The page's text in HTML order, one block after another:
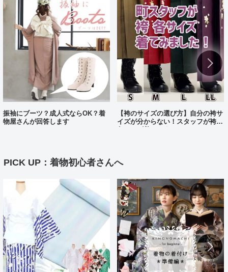
振袖にブーツ？成人式ならOK？着
物屋さんが回答します
【袴のサイズの選び方】自分の袴サ
イズが分からない！スタッフが袴、
PICK UP：着物初心者さんへ